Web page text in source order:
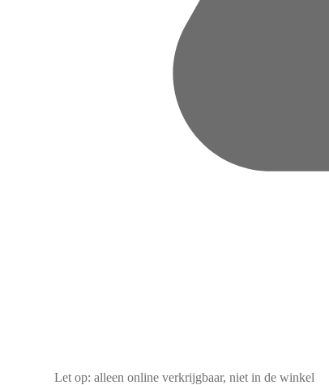
Let op: alleen online verkrijgbaar, niet in de winkel